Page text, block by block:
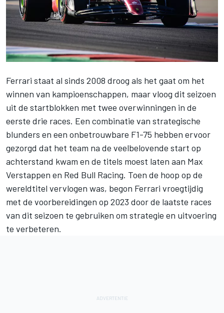
Ferrari staat al sinds 2008 droog als het gaat om het
winnen van kampioenschappen, maar vloog dit seizoen
uit de startblokken met twee overwinningen in de
eerste drie races. Een combinatie van strategische
blunders en een onbetrouwbare F1-75 hebben ervoor
gezorgd dat het team na de veelbelovende start op
achterstand kwam en de titels moest laten aan Max
Verstappen en Red Bull Racing. Toen de hoop op de
wereldtitel vervlogen was, begon Ferrari vroegtijdig
met de voorbereidingen op 2023 door de laatste races
van dit seizoen te gebruiken om strategie en uitvoering
te verbeteren.